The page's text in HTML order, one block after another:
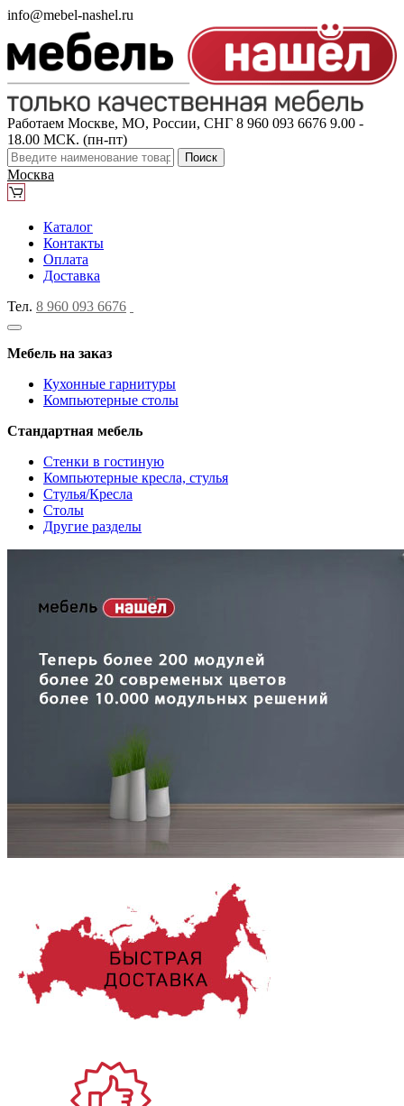
info@mebel-nashel.ru
Работаем Москве, МО, России, СНГ 8 960 093 6676 9.00 -
18.00 МСК. (пн-пт)
Поиск
Москва
Каталог
Контакты
Оплата
Доставка
Тел. 8 960 093 6676
Мебель на заказ
Кухонные гарнитуры
Компьютерные столы
Стандартная мебель
Стенки в гостиную
Компьютерные кресла, стулья
Стулья/Кресла
Столы
Другие разделы